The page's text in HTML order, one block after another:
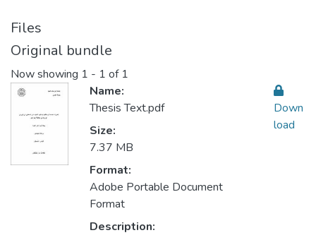
Files
Original bundle
Now showing 1 - 1 of 1
Name:
Thesis Text.pdf
Size:
7.37 MB
Format:
Adobe Portable Document
Format
Description:
Down
load